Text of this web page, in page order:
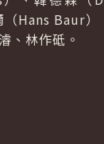
Hans Baur
、林作砥。